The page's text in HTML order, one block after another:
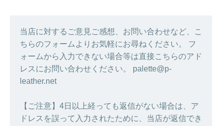
当店に対するご意見ご感想、お問い合わせなど、こ
ちらのフォームよりお気軽にお尋ねください。 フ
ォームから入力できない場合等は直接こちらのアド
レスにお問い合わせください。 palette@p-
leather.net
【ご注意】4日以上経っても返信がない場合は、ア
ドレスを誤って入力されたために、当店が返信でき